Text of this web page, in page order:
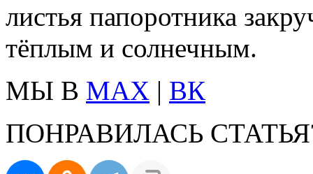
листья папоротника
тёплым и солнечным.
МЫ В MAX | ВК
ПОНРАВИЛАСЬ